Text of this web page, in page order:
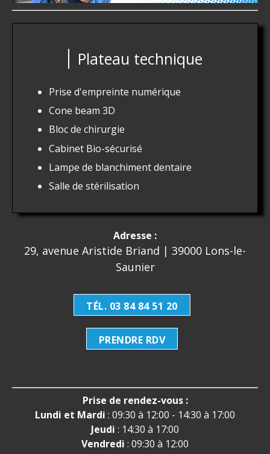
Plateau technique
Prise d'empreinte numérique
Cone beam 3D
Bloc de chirurgie
Cabinet Bio-sécurisé
Lampe de blanchiment dentaire
Salle de stérilisation
Adresse :
29, avenue Aristide Briand | 39000 Lons-le-
Saunier
TÉL. 03 84 84 51 20
PRENDRE RDV
Prise de rendez-vous :
Lundi et Mardi : 09:30 à 12:00 - 14:30 à 17:00
Jeudi : 14:30 à 17:00
Vendredi : 09:30 à 12:00